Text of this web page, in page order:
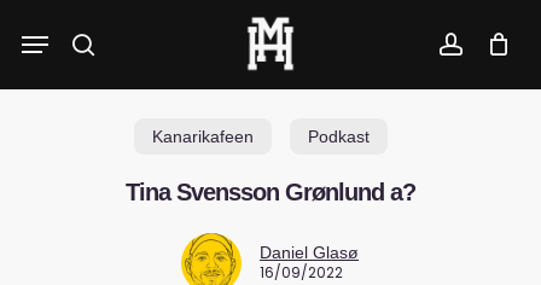
search account
Menu
Kanarikafeen Podkast
Tina Svensson Grønlund a?
Daniel Glasø
16/09/2022